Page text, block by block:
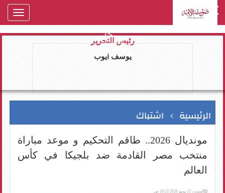
رئيس التحرير
يوسف ايوب
الرئيسية اشتباك
مونديال 2026.. طاقم التحكيم و موعد مباراة
منتخب مصر القادمة ضد بلجيكا في كأس
العالم
السبت، 13 يونيو 2026 10:33 ص